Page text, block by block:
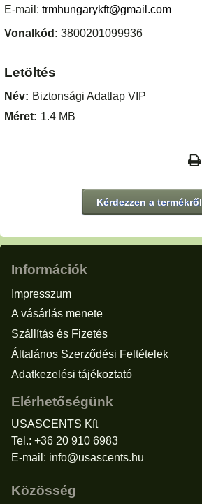
E-mail:trmhungarykft@gmail.com
Vonalkód: 3800201099936
Letöltés
Név: Biztonsági Adatlap VIP
Méret: 1.4 MB
Kérdezzen a termékről
Információk
Impresszum
A vásárlás menete
Szállítás és Fizetés
Általános Szerződési Feltételek
Adatkezelési tájékoztató
Elérhetőségünk
USASCENTS Kft
Tel.: +36 20 910 6983
E-mail: info@usascents.hu
Közösség